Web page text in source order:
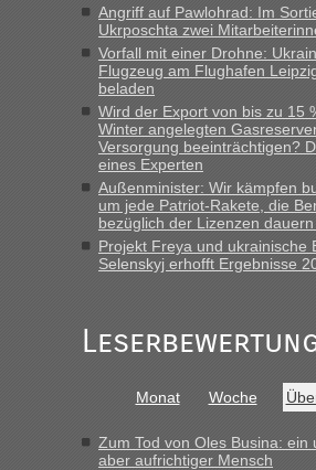
der Ukraine geht es am
„Bin am Montag 15.6.26 um 8 Uhr in
das erste Mal an einem
vor mir, bin sonst der Erste oder
Minuten wurde dann die nächste
Berichte und Reisetipps •
Grenzübergang zwischen
geht es am schnellsten?
„Derzeit, ist es überall sehr voll an den
Polen. Zb. Krakovets 100 PKW ca. 10
Angriff auf Pawlohrad: Im
Ukrposchta zwei
Vorfall mit einer Drohne:
Flugzeug am Flughafen
beladen
Wird der Export von bis zu 15
Winter angelegten
Versorgung beeinträchtigen?
eines Experten
Außenminister: Wir kämpfen
um jede Patriot-Rakete, die
bezüglich der Lizenzen dauern
Projekt Freya und ukrainische
Selenskyj erhofft Ergebnisse
Monat Woche
Zum Tod von Oles Busina: ein
aber aufrichtiger Mensch